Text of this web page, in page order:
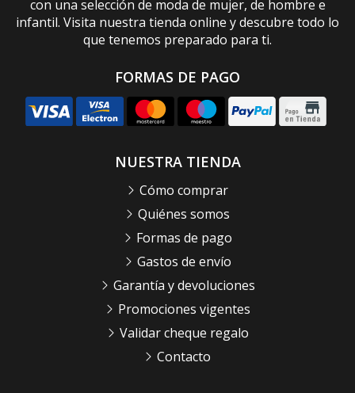
con una selección de moda de mujer, de hombre e
infantil. Visita nuestra tienda online y descubre todo lo
que tenemos preparado para ti.
FORMAS DE PAGO
NUESTRA TIENDA
Cómo comprar
Quiénes somos
Formas de pago
Gastos de envío
Garantía y devoluciones
Promociones vigentes
Validar cheque regalo
Contacto